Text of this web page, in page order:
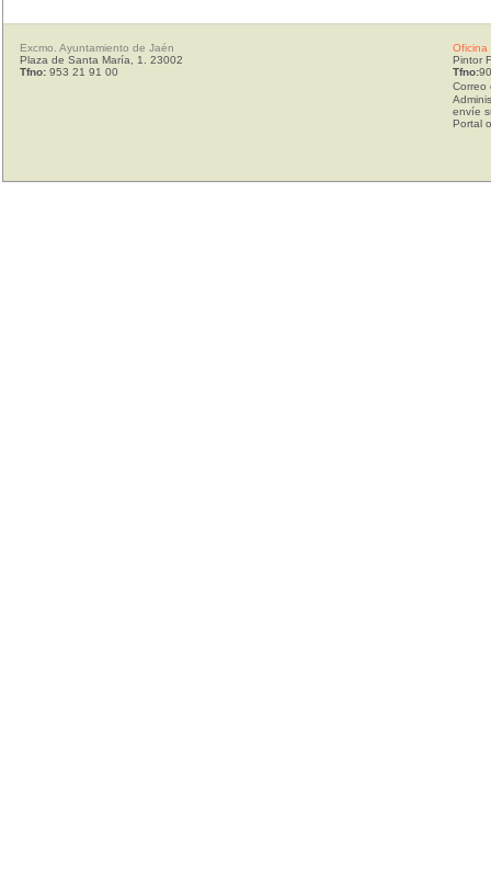
Excmo. Ayuntamiento de Jaén
Plaza de Santa María, 1. 23002
Tfno: 953 21 91 00
Oficina
Pintor
Tfno:
Correo
envíe
Portal